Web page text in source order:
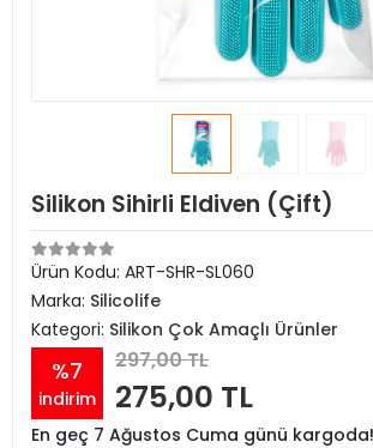
Silikon Sihirli Eldiven (Çift)
Ürün Kodu: ART-SHR-SL060
Marka: Silicolife
Kategori: Silikon Çok Amaçlı Ürünler
%7
indirim
297,00 TL
275,00 TL
En geç 7 Ağustos Cuma günü kargoda!